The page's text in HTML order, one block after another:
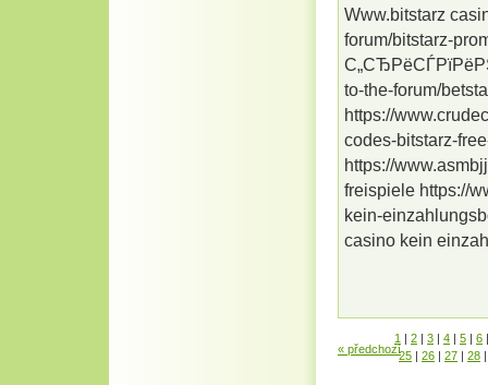
Www.bitstarz
forum/bitstarz-
to-the-forum/
https://
codes-bitstarz-
https://
freispiele https://
kein-
casino kein
« předchozí
1 | 2 | 3 | 4 | 5 | 6 |
25 | 26 | 27 | 28 |